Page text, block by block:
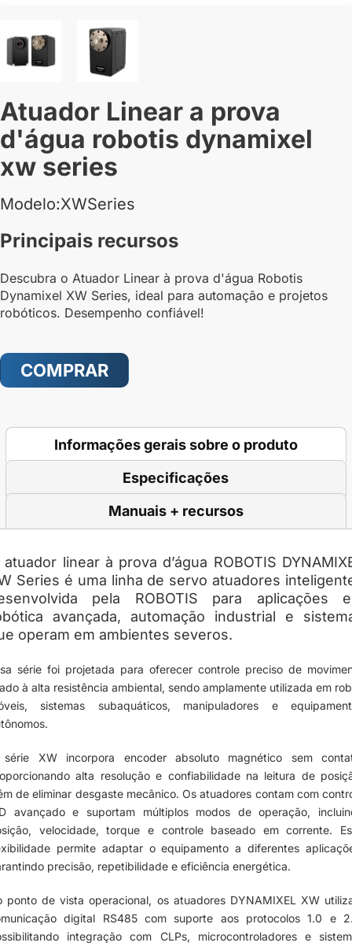
Atuador Linear a prova
d'água robotis dynamixel
xw series
Modelo:XWSeries
Principais recursos
Descubra o Atuador Linear à prova d'água Robotis
Dynamixel XW Series, ideal para automação e projetos
robóticos. Desempenho confiável!
COMPRAR
Informações gerais sobre o produto
Especificações
Manuais + recursos
atuador linear à prova d’água ROBOTIS
Series é uma linha de servo atuadores
pela ROBOTIS para aplicações
avançada, automação industrial e
operam em ambientes severos.
série foi projetada para oferecer controle preciso de
à alta resistência ambiental, sendo amplamente utilizada em
sistemas subaquáticos, manipuladores e
XW incorpora encoder absoluto magnético sem
alta resolução e confiabilidade na leitura de
de eliminar desgaste mecânico. Os atuadores contam com
avançado e suportam múltiplos modos de operação,
velocidade, torque e controle baseado em corrente.
permite adaptar o equipamento a diferentes
precisão, repetibilidade e eficiência energética.
ponto de vista operacional, os atuadores DYNAMIXEL XW
digital RS485 com suporte aos protocolos 1.0 e
integração com CLPs, microcontroladores e